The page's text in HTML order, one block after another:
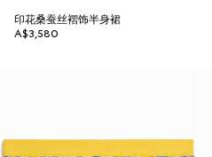
印花桑蚕丝褶饰半身裙
A$3,580